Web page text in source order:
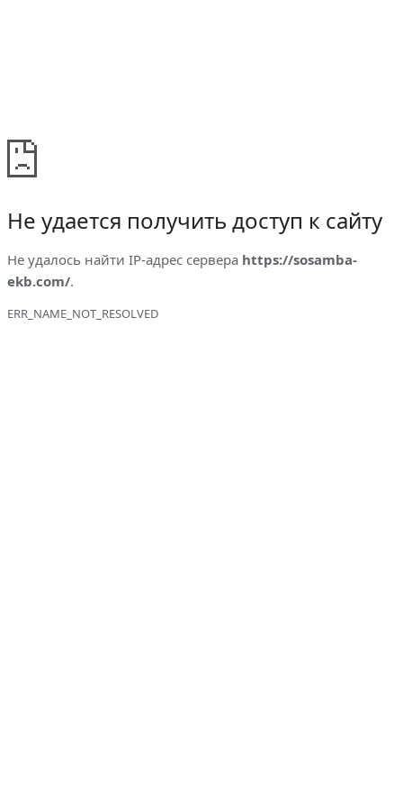
Не удается получить доступ к сайту
Не удалось найти IP-адрес сервера https://sosamba-
ekb.com/.
ERR_NAME_NOT_RESOLVED